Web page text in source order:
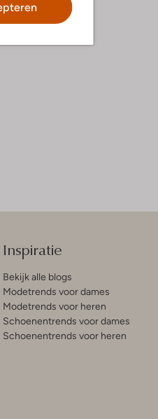
Inspiratie
Bekijk alle blogs
Modetrends voor dames
Modetrends voor heren
Schoenentrends voor dames
Schoenentrends voor heren